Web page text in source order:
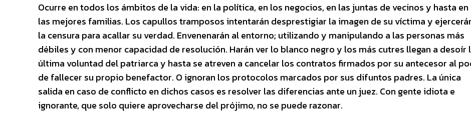
Ocurre en todos los ámbitos de la vida: en la política, en los negocios, en las juntas de vecinos y hasta en
las mejores familias. Los capullos tramposos intentarán desprestigiar la imagen de su víctima y
la censura para acallar su verdad. Envenenarán al entorno; utilizando y manipulando a las personas más
débiles y con menor capacidad de resolución. Harán ver lo blanco negro y los más cutres llegan a desoír
última voluntad del patriarca y hasta se atreven a cancelar los contratos firmados por su antecesor al
de fallecer su propio benefactor. O ignoran los protocolos marcados por sus difuntos padres. La única
salida en caso de conflicto en dichos casos es resolver las diferencias ante un juez. Con gente idiota e
ignorante, que solo quiere aprovecharse del prójimo, no se puede razonar.